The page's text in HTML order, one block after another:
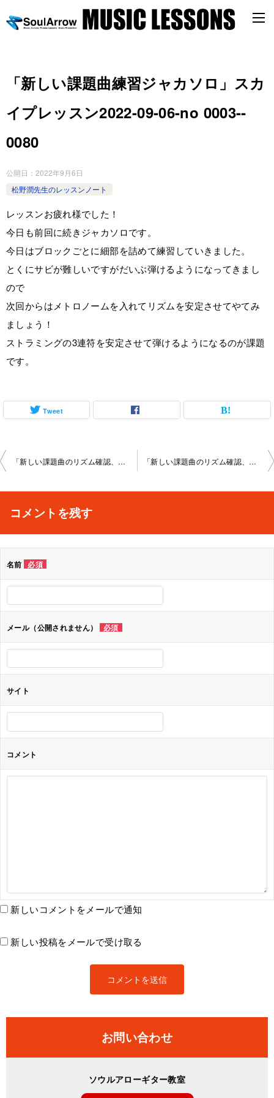
「新しい課題曲練習ジャカソロ」スカ
イプレッスン2022-09-06-­no 0003-­
0080
公開日： 2022年9月6日
松野潤先生のレッスンノート
レッスンお疲れ様でした！
今日も前回に続きジャカソロです。
今日はブロックごとに細部を詰めて練習していきました。
とくにサビが難しいですがだいぶ弾けるようになってきまし
ので
次回からはメトロノームを入れてリズムを安定させてやてみ
ましょう！
ストラミングの3連符を安定させて弾けるようになるのが課題
です。
Tweet
投
ビ
シ
ョ
ン
「新しい課題曲のリズム確認、メインテーマ解説」京都大 宮教室2022-09-03-­no0003-­1005 「新しい課題曲のリズム確認、メインテーマ解説」京都大 宮教室2022-09-17-­no0003-­1005
コメントを残す
名前 必須
メール（公開されません） 必須
サイト
コメント
新しいコメントをメールで通知
新しい投稿をメールで受け取る
お問い合わせ
ソウルアローギター教室